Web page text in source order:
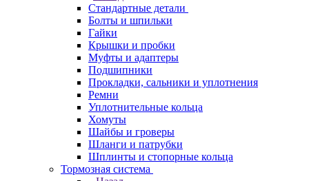
Стандартные детали
Болты и шпильки
Гайки
Крышки и пробки
Муфты и адаптеры
Подшипники
Прокладки, сальники и уплотнения
Ремни
Уплотнительные кольца
Хомуты
Шайбы и гроверы
Шланги и патрубки
Шплинты и стопорные кольца
Тормозная система